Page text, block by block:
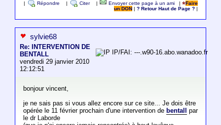
Répondre Citer Envoyer cette page à un ami |
Faire
un DON
|? Retour Haut de Page ?
sylvie68
Re: INTERVENTION DE
BENTALL
vendredi 29 janvier 2010
12:12:51
IP/FAI: ---.w90-16.abo.wanadoo.fr
bonjour vincent,
je ne sais pas si vous allez encore sur ce site... Je dois être
opérée le 11 février prochain d'une intervention de bentall
par
le dr Laborde